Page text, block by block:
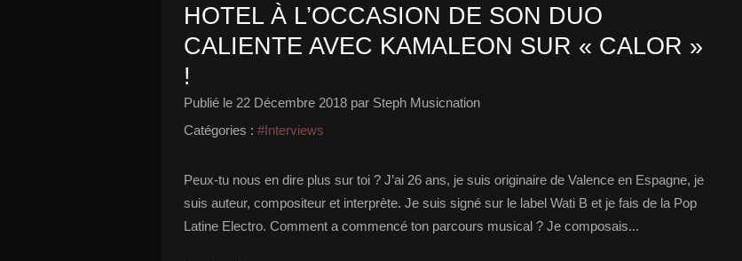
HOTEL À L’OCCASION DE SON DUO
CALIENTE AVEC KAMALEON SUR « CALOR »
!
Publié le 22 Décembre 2018 par Steph Musicnation
Catégories : #Interviews
Peux-tu nous en dire plus sur toi ? J’ai 26 ans, je suis originaire de Valence en Espagne, je
suis auteur, compositeur et interprète. Je suis signé sur le label Wati B et je fais de la Pop
Latine Electro. Comment a commencé ton parcours musical ? Je composais...